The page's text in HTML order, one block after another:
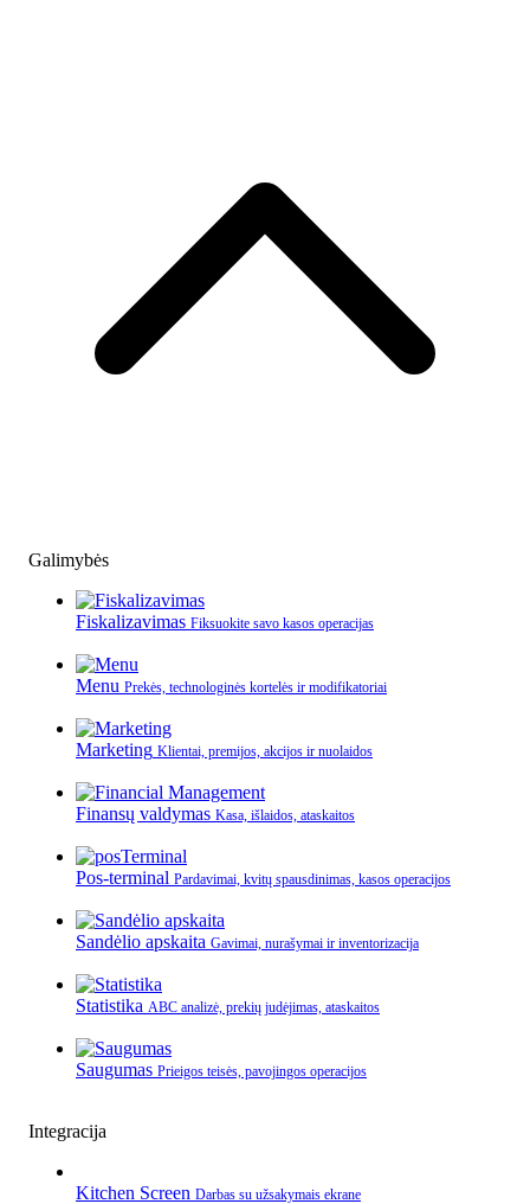
Galimybės
Fiskalizavimas Fiksuokite savo kasos operacijas
Menu Prekės, technologinės kortelės ir modifikatoriai
Marketing Klientai, premijos, akcijos ir nuolaidos
Finansų valdymas Kasa, išlaidos, ataskaitos
Pos-terminal Pardavimai, kvitų spausdinimas, kasos operacijos
Sandėlio apskaita Gavimai, nurašymai ir inventorizacija
Statistika ABC analizė, prekių judėjimas, ataskaitos
Saugumas Prieigos teisės, pavojingos operacijos
Integracija
Kitchen Screen Darbas su užsakymais ekrane